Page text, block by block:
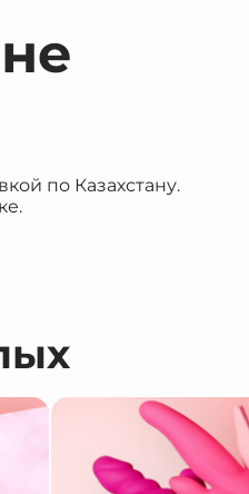
по Казахстану.